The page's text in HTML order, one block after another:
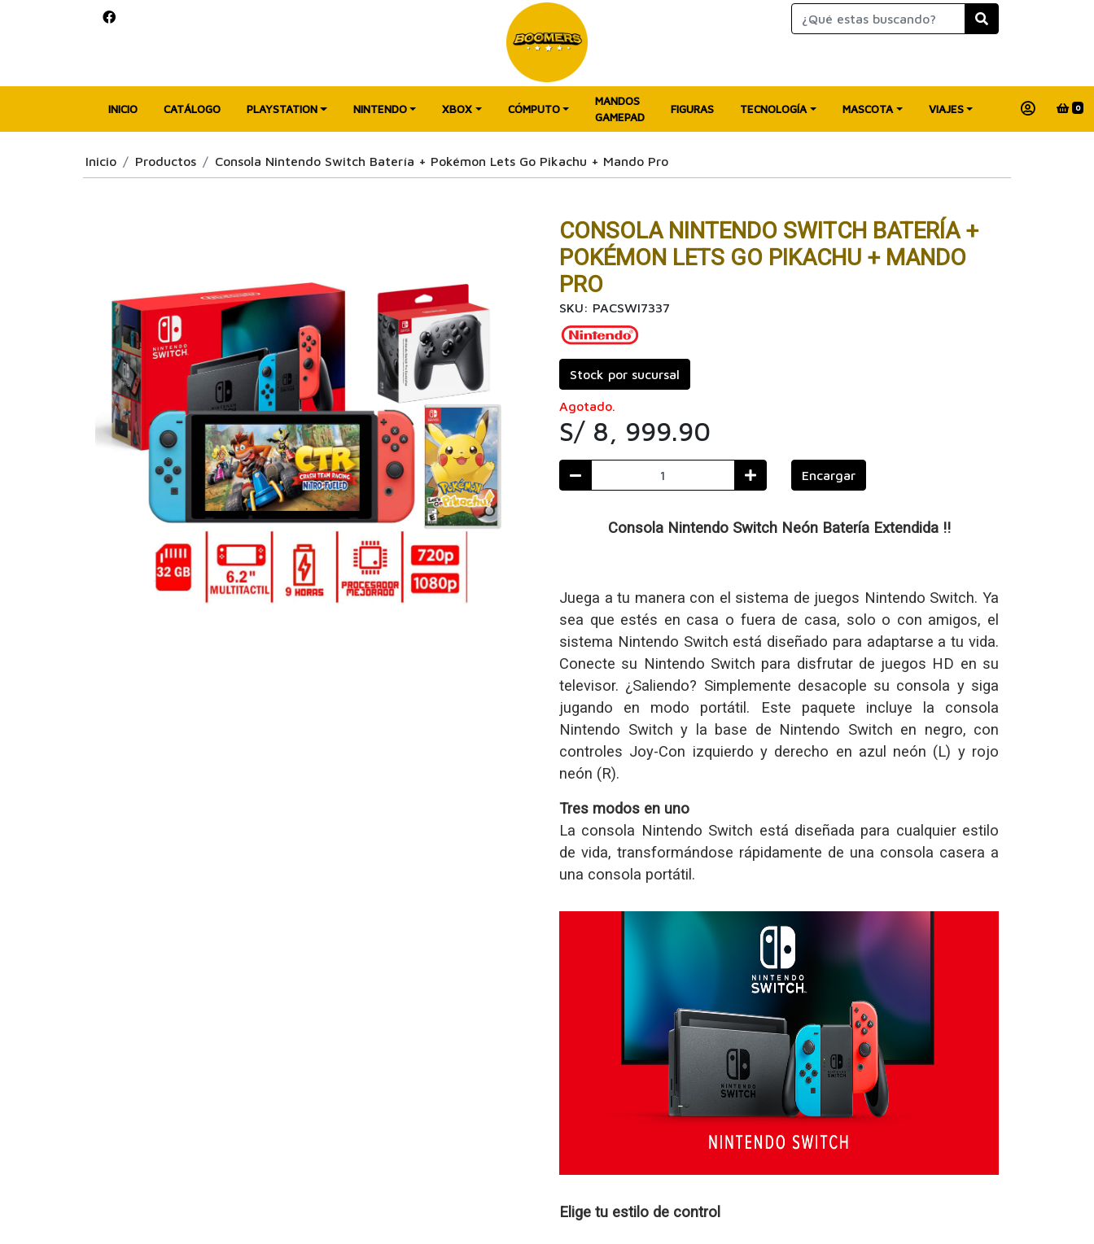
INICIO CATÁLOGO PLAYSTATION NINTENDO XBOX CÓMPUTO
MANDOS
GAMEPAD
FIGURAS TECNOLOGÍA MASCOTA VIAJES 0
Inicio Productos Consola Nintendo Switch Batería + Pokémon Lets Go Pikachu + Mando Pro
CONSOLA NINTENDO SWITCH BATERÍA +
POKÉMON LETS GO PIKACHU + MANDO
PRO
SKU: PACSWI7337
Stock por sucursal
Agotado.
S/ 8, 999.90
Encargar
Consola Nintendo Switch Neón Batería Extendida !!
Juega a tu manera con el sistema de juegos Nintendo Switch. Ya
sea que estés en casa o fuera de casa, solo o con amigos, el
sistema Nintendo Switch está diseñado para adaptarse a tu vida.
Conecte su Nintendo Switch para disfrutar de juegos HD en su
televisor. ¿Saliendo? Simplemente desacople su consola y siga
jugando en modo portátil. Este paquete incluye la consola
Nintendo Switch y la base de Nintendo Switch en negro, con
controles Joy-Con izquierdo y derecho en azul neón (L) y rojo
neón (R).
Tres modos en uno
La consola Nintendo Switch está diseñada para cualquier estilo
de vida, transformándose rápidamente de una consola casera a
una consola portátil.
Elige tu estilo de control